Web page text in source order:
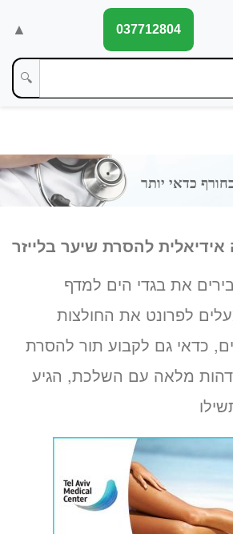
▲ 037712804
🔍
להסרת שיער בלייזר
את בגדי הים למדף
לפרונט את החולצות
כדאי גם לקבוע תור להסרת
מלאה עם השלכת, הגיע